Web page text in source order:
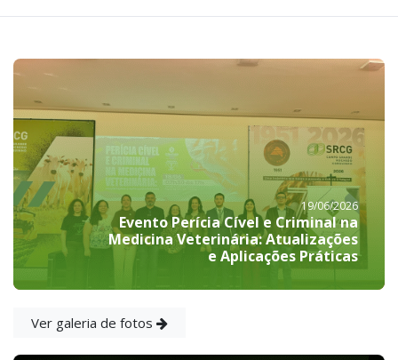
19/06/2026
Evento Perícia Cível e Criminal na
Medicina Veterinária: Atualizações
e Aplicações Práticas
Ver galeria de fotos